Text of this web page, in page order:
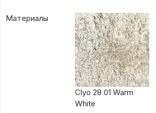
Материалы
Clyo 28 01 Warm
White